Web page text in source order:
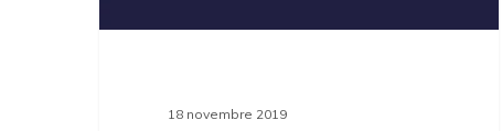
bénévoles
18 novembre 2019